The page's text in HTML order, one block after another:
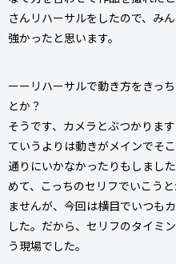
さんリハーサルをしたので、み
強かったと思います。
ーーリハーサルで動き方をきっ
とか？
そうです、カメラとぶつかりま
ていうよりは動きがメインでそ
通りにいかなかったりもしまし
めて、こっちのセリフでいこう
ませんが、今回は横目でいつも
した。だから、セリフのタイミ
う現場でした。